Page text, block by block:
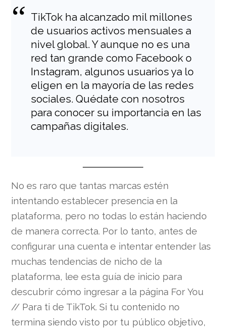
TikTok ha alcanzado mil millones
de usuarios activos mensuales a
nivel global. Y aunque no es una
red tan grande como Facebook o
Instagram, algunos usuarios ya lo
eligen en la mayoría de las redes
sociales. Quédate con nosotros
para conocer su importancia en las
campañas digitales.
No es raro que tantas marcas estén
intentando establecer presencia en la
plataforma, pero no todas lo están haciendo
de manera correcta. Por lo tanto, antes de
configurar una cuenta e intentar entender las
muchas tendencias de nicho de la
plataforma, lee esta guía de inicio para
descubrir cómo ingresar a la página For You
// Para ti de TikTok. Si tu contenido no
termina siendo visto por tu público objetivo,